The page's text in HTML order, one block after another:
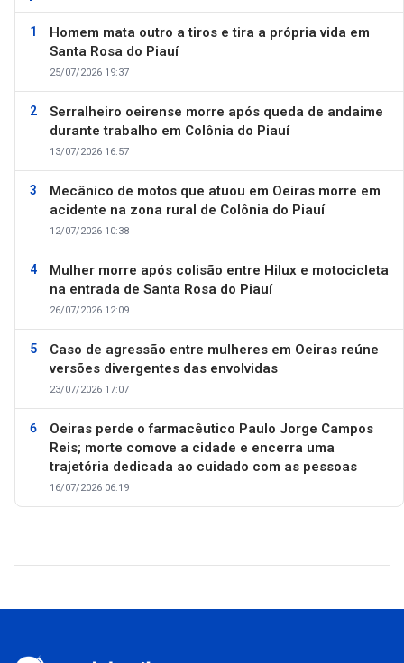
Homem mata outro a tiros e tira a própria vida em
Santa Rosa do Piauí
25/07/2026 19:37
Serralheiro oeirense morre após queda de andaime
durante trabalho em Colônia do Piauí
13/07/2026 16:57
Mecânico de motos que atuou em Oeiras morre em
acidente na zona rural de Colônia do Piauí
12/07/2026 10:38
Mulher morre após colisão entre Hilux e motocicleta
na entrada de Santa Rosa do Piauí
26/07/2026 12:09
Caso de agressão entre mulheres em Oeiras reúne
versões divergentes das envolvidas
23/07/2026 17:07
Oeiras perde o farmacêutico Paulo Jorge Campos
Reis; morte comove a cidade e encerra uma
trajetória dedicada ao cuidado com as pessoas
16/07/2026 06:19